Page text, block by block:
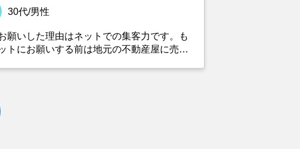
30代/男性
願いした理由はネットでの集客力です。も
トにお願いする前は地元の不動産屋に売却
ドネットにお願いしました。